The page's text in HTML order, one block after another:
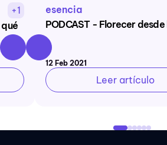
+1
qué
esencia
PODCAST - Florecer desde
12 Feb 2021
Leer artículo